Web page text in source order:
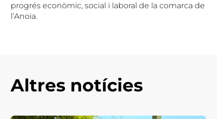
progrés econòmic, social i laboral de la comarca de
l’Anoia.
Altres notícies